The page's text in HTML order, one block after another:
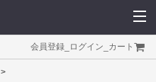
会員登録 ログイン カート